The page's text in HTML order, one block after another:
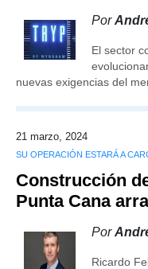
Por
El sector
nuevas exigencias del
21 marzo, 2024
SU OPERACIÓN ESTARÁ A
Construcción
Punta Cana
Por
Ricardo